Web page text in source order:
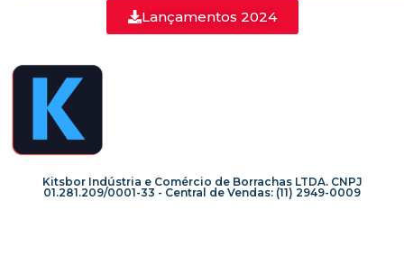
Lançamentos 2024
Kitsbor Indústria e Comércio de Borrachas LTDA. CNPJ
01.281.209/0001-33 - Central de Vendas: (11) 2949-0009